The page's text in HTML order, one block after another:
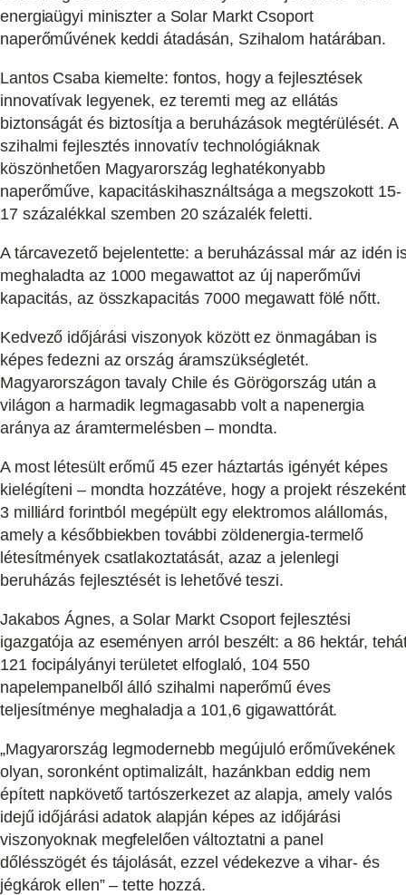
energiaügyi miniszter a Solar Markt Csoport
naperőművének keddi átadásán, Szihalom határában.
Lantos Csaba kiemelte: fontos, hogy a fejlesztések
innovatívak legyenek, ez teremti meg az ellátás
biztonságát és biztosítja a beruházások megtérülését. A
szihalmi fejlesztés innovatív technológiáknak
köszönhetően Magyarország leghatékonyabb
naperőműve, kapacitáskihasználtsága a megszokott 15-
17 százalékkal szemben 20 százalék feletti.
A tárcavezető bejelentette: a beruházással már az idén
meghaladta az 1000 megawattot az új naperőművi
kapacitás, az összkapacitás 7000 megawatt fölé nőtt.
Kedvező időjárási viszonyok között ez önmagában is
képes fedezni az ország áramszükségletét.
Magyarországon tavaly Chile és Görögország után a
világon a harmadik legmagasabb volt a napenergia
aránya az áramtermelésben – mondta.
A most létesült erőmű 45 ezer háztartás igényét képes
kielégíteni – mondta hozzátéve, hogy a projekt részeként
3 milliárd forintból megépült egy elektromos alállomás,
amely a későbbiekben további zöldenergia-termelő
létesítmények csatlakoztatását, azaz a jelenlegi
beruházás fejlesztését is lehetővé teszi.
Jakabos Ágnes, a Solar Markt Csoport fejlesztési
igazgatója az eseményen arról beszélt: a 86 hektár,
121 focipályányi területet elfoglaló, 104 550
napelempanelből álló szihalmi naperőmű éves
teljesítménye meghaladja a 101,6 gigawattórát.
„Magyarország legmodernebb megújuló erőművekének
olyan, soronként optimalizált, hazánkban eddig nem
épített napkövető tartószerkezet az alapja, amely valós
idejű időjárási adatok alapján képes az időjárási
viszonyoknak megfelelően változtatni a panel
dőlésszögét és tájolását, ezzel védekezve a vihar- és
jégkárok ellen” – tette hozzá.